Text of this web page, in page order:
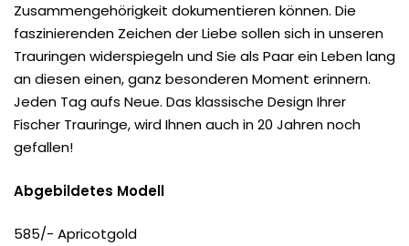
Zusammengehörigkeit dokumentieren können. Die
faszinierenden Zeichen der Liebe sollen sich in unseren
Trauringen widerspiegeln und Sie als Paar ein Leben lang
an diesen einen, ganz besonderen Moment erinnern.
Jeden Tag aufs Neue. Das klassische Design Ihrer
Fischer Trauringe, wird Ihnen auch in 20 Jahren noch
gefallen!
Abgebildetes Modell
585/- Apricotgold